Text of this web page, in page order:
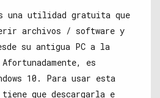
una utilidad gratuita que
archivos / software y
su antigua PC a la
es
10. Para usar esta
que descargarla e